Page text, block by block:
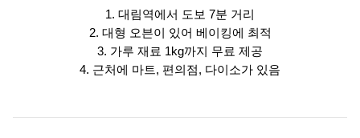
1. 대림역에서 도보 7분 거리
2. 대형 오븐이 있어 베이킹에 최적
3. 가루 재료 1kg까지 무료 제공
4. 근처에 마트, 편의점, 다이소가 있음